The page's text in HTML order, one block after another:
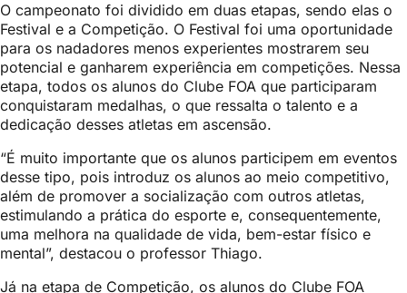
O campeonato foi dividido em duas etapas, sendo elas o
Festival e a Competição. O Festival foi uma oportunidade
para os nadadores menos experientes mostrarem seu
potencial e ganharem experiência em competições. Nessa
etapa, todos os alunos do Clube FOA que participaram
conquistaram medalhas, o que ressalta o talento e a
dedicação desses atletas em ascensão.
“É muito importante que os alunos participem em eventos
desse tipo, pois introduz os alunos ao meio competitivo,
além de promover a socialização com outros atletas,
estimulando a prática do esporte e, consequentemente,
uma melhora na qualidade de vida, bem-estar físico e
mental”, destacou o professor Thiago.
Já na etapa de Competição, os alunos do Clube FOA